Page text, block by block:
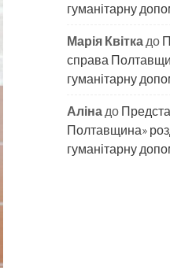
гуманітарну
Марія Квіткадо
справа
гуманітарну
Алінадо
Полтавщина»
гуманітарну